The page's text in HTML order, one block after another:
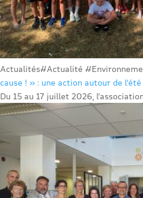
Actualités#Actualité
cause ! » : une action autour de
Du 15 au 17 juillet 2026,